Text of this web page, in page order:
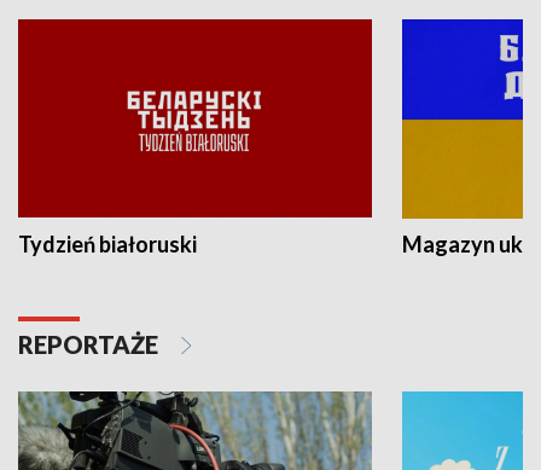
Tydzień białoruski Magazyn
REPORTAŻE